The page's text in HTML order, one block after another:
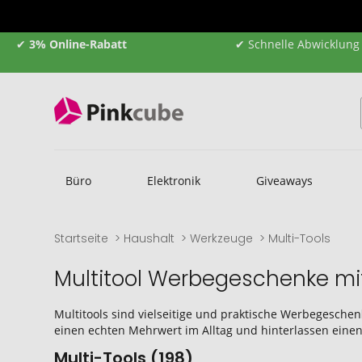
✔ 3% Online-Rabatt ✔ Schnelle Abwicklung
Büro Elektronik Giveaways
Startseite Haushalt Werkzeuge Multi-Tools
Multitool Werbegeschenke
Multitools sind vielseitige und praktische
einen echten Mehrwert im Alltag und hinterlassen